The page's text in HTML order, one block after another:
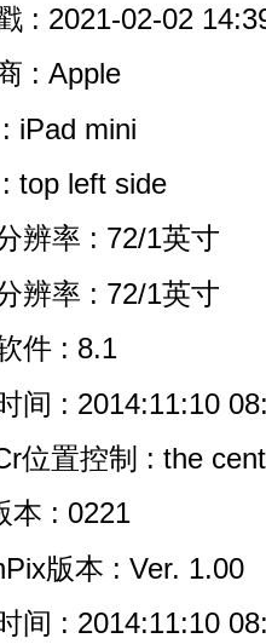
: 2021-02-02
: Apple
iPad mini
top left side
辨率 : 72/1英寸
辨率 : 72/1英寸
件 : 8.1
间 : 2014:11:10
位置控制 : the
本 : 0221
版本 : Ver. 1.00
间 : 2014:11:10